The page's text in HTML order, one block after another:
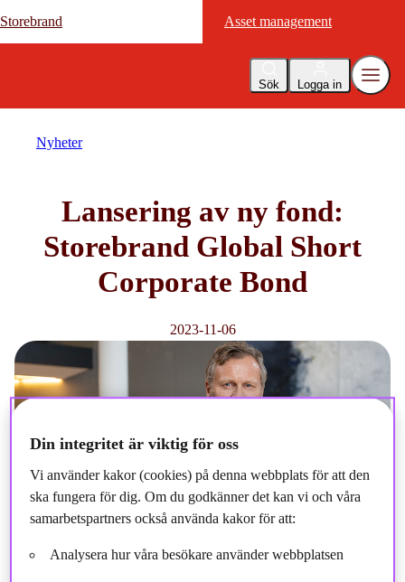
Storebrand Asset management
Sök Logga in
Storebrand Asset management
Nyheter
Lansering av ny fond:
Storebrand Global Short
Corporate Bond
2023-11-06
Din integritet är viktig för oss
Vi använder kakor (cookies) på denna webbplats för att den
ska fungera för dig. Om du godkänner det kan vi och våra
samarbetspartners också använda kakor för att:
Analysera hur våra besökare använder webbplatsen